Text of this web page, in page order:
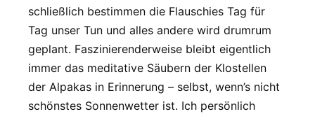
schließlich bestimmen die Flauschies Tag für
Tag unser Tun und alles andere wird drumrum
geplant. Faszinierenderweise bleibt eigentlich
immer das meditative Säubern der Klostellen
der Alpakas in Erinnerung – selbst, wenn’s nicht
schönstes Sonnenwetter ist. Ich persönlich